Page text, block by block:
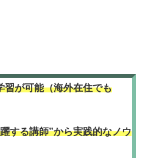
習が可能（海外在住でも
する講師”から実践的なノウ